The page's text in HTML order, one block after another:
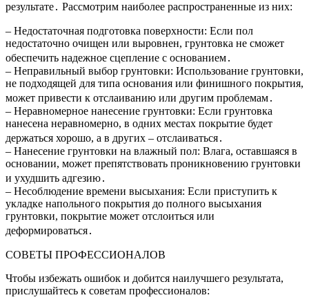
результате․ Рассмотрим наиболее распространенные из них:
– Недостаточная подготовка поверхности: Если пол
недостаточно очищен или выровнен, грунтовка не сможет
обеспечить надежное сцепление с основанием․
– Неправильный выбор грунтовки: Использование грунтовки,
не подходящей для типа основания или финишного покрытия,
может привести к отслаиванию или другим проблемам․
– Неравномерное нанесение грунтовки: Если грунтовка
нанесена неравномерно, в одних местах покрытие будет
держаться хорошо, а в других – отслаиваться․
– Нанесение грунтовки на влажный пол: Влага, оставшаяся в
основании, может препятствовать проникновению грунтовки
и ухудшить адгезию․
– Несоблюдение времени высыхания: Если приступить к
укладке напольного покрытия до полного высыхания
грунтовки, покрытие может отслоиться или
деформироваться․
СОВЕТЫ ПРОФЕССИОНАЛОВ
Чтобы избежать ошибок и добится наилучшего результата,
прислушайтесь к советам профессионалов: